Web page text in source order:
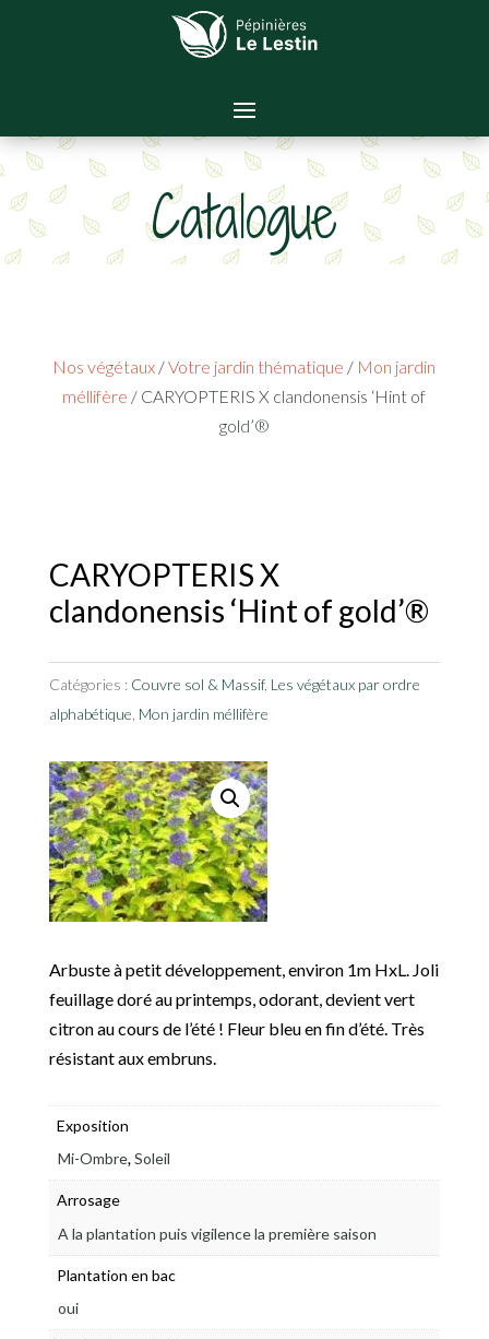
Catalogue
Nos végétaux /Votre jardin thématique / Mon jardin
méllifère / CARYOPTERIS X clandonensis ‘Hint of
gold’®
CARYOPTERIS X
clandonensis ‘Hint of gold’®
Catégories : Couvre sol & Massif, Les végétaux par ordre
alphabétique Mon jardin méllifère
Arbuste à petit développement, environ 1m HxL. Joli
feuillage doré au printemps, odorant, devient vert
citron au cours de l’été ! Fleur bleu en fin d’été. Très
résistant aux embruns.
Exposition
Mi-Ombre,Soleil
Arrosage
A la plantation puis vigilence la première saison
Plantation en bac
oui